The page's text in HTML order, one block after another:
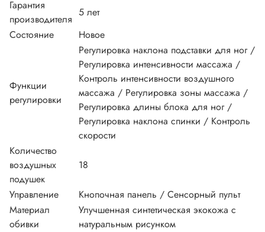
Гарантия
производителя
5 лет
Состояние
Новое
Функции
регулировки
Регулировка наклона подставки для ног /
Регулировка интенсивности массажа /
Контроль интенсивности воздушного
массажа / Регулировка зоны массажа /
Регулировка длины блока для ног /
Регулировка наклона спинки / Контроль
скорости
Количество
воздушных
подушек
18
Управление
Кнопочная панель / Сенсорный пульт
Материал
обивки
Улучшенная синтетическая экокожа с
натуральным рисунком